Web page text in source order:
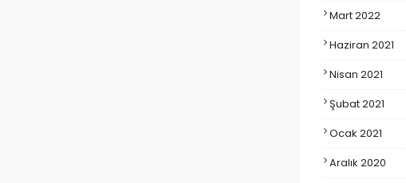
Mart 2022
Haziran 2021
Nisan 2021
Şubat 2021
Ocak 2021
Aralık 2020